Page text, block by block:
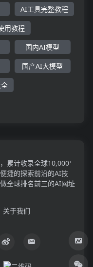
AI工具完整教程
用教程
国内AI模型
国产AI大模型
累计收录全球10,000⁺
捷的探索前沿的AI技
全球排名前三的AI网址
关于我们